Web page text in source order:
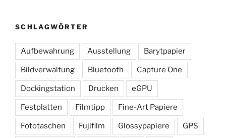
SCHLAGWÖRTER
Aufbewahrung Ausstellung Barytpapier
Bildverwaltung Bluetooth Capture One
Dockingstation Drucken eGPU
Festplatten Filmtipp Fine-Art Papiere
Fototaschen Fujifilm Glossypapiere GPS